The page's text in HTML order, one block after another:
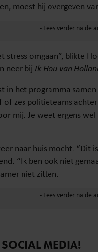
moest hij overgeven
stress omgaan”, blikte
neer bij Ik Hou van
in het programma
of zes politieteams
mij. Je weet ergens
naar huis mocht. “Dit
“Ik ben ook niet
niet zitten.
SOCIAL MEDIA!